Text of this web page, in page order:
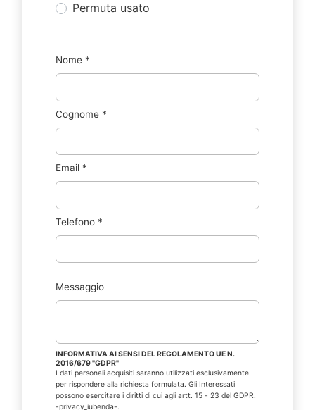
Permuta usato
Nome *
Cognome *
Email *
Telefono *
Messaggio
INFORMATIVA AI SENSI DEL REGOLAMENTO UE N.
2016/679 "GDPR"
I dati personali acquisiti saranno utilizzati esclusivamente
per rispondere alla richiesta formulata. Gli Interessati
possono esercitare i diritti di cui agli artt. 15 - 23 del GDPR.
-privacy_iubenda-.